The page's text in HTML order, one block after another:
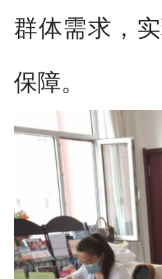
群体需求，
保障。